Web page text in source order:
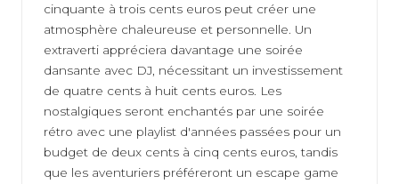
cinquante à trois cents euros peut créer une
atmosphère chaleureuse et personnelle. Un
extraverti appréciera davantage une soirée
dansante avec DJ, nécessitant un investissement
de quatre cents à huit cents euros. Les
nostalgiques seront enchantés par une soirée
rétro avec une playlist d'années passées pour un
budget de deux cents à cinq cents euros, tandis
que les aventuriers préféreront un escape game